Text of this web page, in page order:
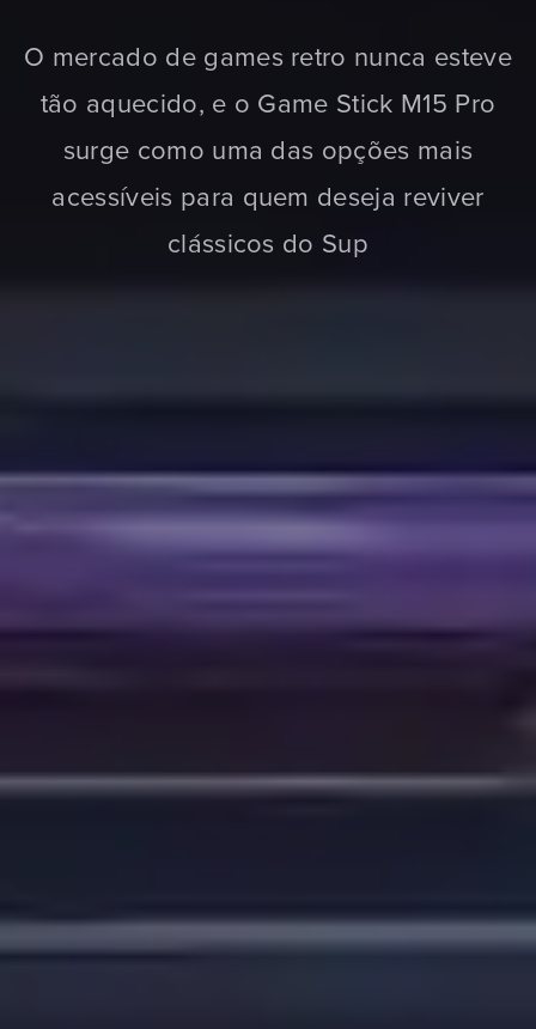
O mercado de games retro nunca esteve
tão aquecido, e o Game Stick M15 Pro
surge como uma das opções mais
acessíveis para quem deseja reviver
clássicos do Sup